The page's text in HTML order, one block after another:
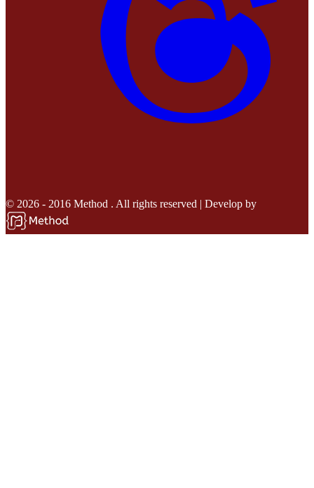
© 2026 - 2016 Method . All rights reserved | Develop by